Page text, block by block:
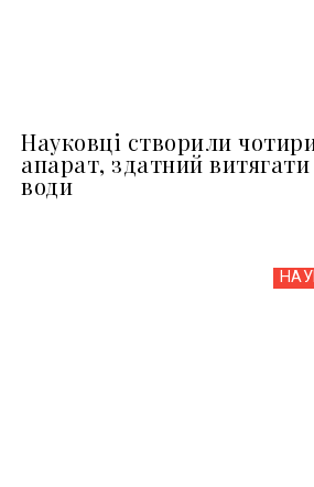
Науковці створили
апарат, здатний
води